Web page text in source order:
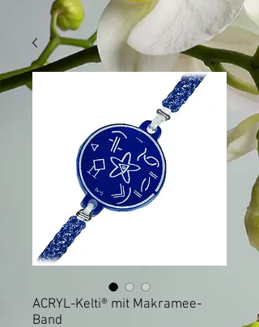
ACRYL-Kelti® mit Makramee-
Band